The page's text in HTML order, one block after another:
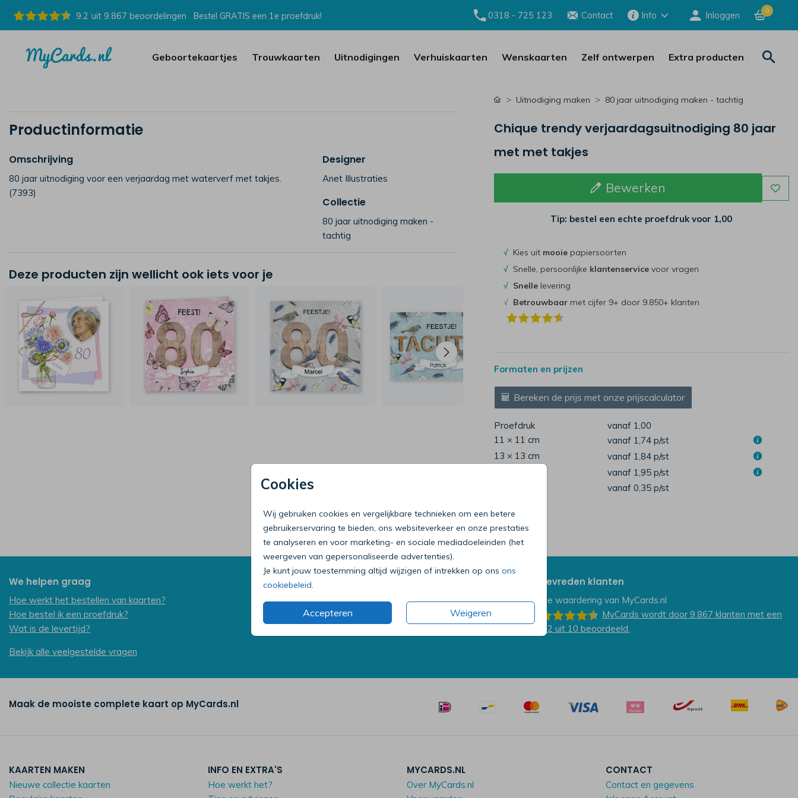
9.2 uit 9.867 beoordelingen Bestel GRATIS een 1e proefdruk! 0318 - 725 123 Contact Info Inloggen 0
Geboortekaartjes Trouwkaarten Uitnodigingen Verhuiskaarten Wenskaarten Zelf ontwerpen Extra producten
Cookies
Wij gebruiken cookies en vergelijkbare technieken om een betere
gebruikerservaring te bieden, ons websiteverkeer en onze prestaties
te analyseren en voor marketing- en sociale mediadoeleinden (het
weergeven van gepersonaliseerde advertenties).
Je kunt jouw toestemming altijd wijzigen of intrekken op ons ons
cookiebeleid
Accepteren Weigeren
Productinformatie
Omschrijving
80 jaar uitnodiging voor een verjaardag met waterverf met takjes.
(7393)
Designer
Anet Illustraties
Collectie
80 jaar uitnodiging maken -
tachtig
Deze producten zijn wellicht ook iets voor je
Uitnodiging maken 80 jaar uitnodiging maken - tachtig
Chique trendy verjaardagsuitnodiging 80 jaar
met met takjes
Bewerken
Tip: bestel een echte proefdruk voor 1,00
√Kies uit mooie papiersoorten
√Snelle, persoonlijke klantenservicevoor vragen
√ Snellelevering
√ Betrouwbaarmet cijfer 9+ door 9.850+ klanten
Formaten en prijzen
Bereken de prijs met onze prijscalculator
Proefdruk
vanaf 1,00
11 × 11 cm
vanaf 1,74 p/st
13 × 13 cm
vanaf 1,84 p/st
vanaf 1,95 p/st
vanaf 0,35 p/st
We helpen graag
Hoe werkt het bestellen van kaarten?
Hoe bestel ik een proefdruk?
Wat is de levertijd?
Bekijk alle veelgestelde vragen
Bel onze klantenservice
Op werkdagen van 09:00 tot 18:00 uur
Mailen mag ook:klantenservice@mycards.nl
Tevreden klanten
De waardering van MyCards.nl
MyCards wordt door 9.867 klanten met een
9.2 uit 10 beoordeeld.
Maak de mooiste complete kaart op MyCards.nl
KAARTEN MAKEN
Nieuwe collectie kaarten
INFO EN EXTRA'S
Hoe werkt het?
MYCARDS.NL
Over MyCards.nl
CONTACT
Contact en gegevens